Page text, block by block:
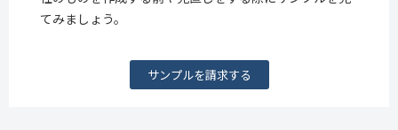
てみましょう。
サンプルを請求する